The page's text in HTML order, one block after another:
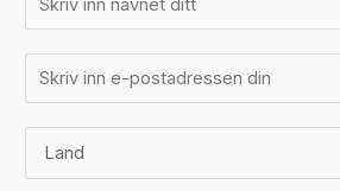
a
v
*
-
p
a